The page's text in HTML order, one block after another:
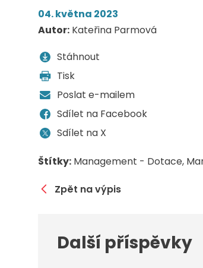
04. května 2023
Autor: Kateřina Parmová
Stáhnout
Tisk
Poslat e-mailem
Sdílet na Facebook
Sdílet na X
Štítky: Management - Dotace
Zpět na výpis
Další příspěvky